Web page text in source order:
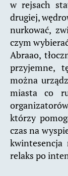
w rejsach
drugiej,
nurkować,
czym
Abraao,
przyjemne,
można
miasta co
którzy
czas na
relaks po